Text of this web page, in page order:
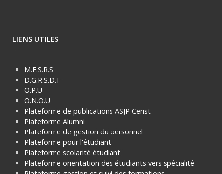
LIENS UTILES
M.E.S.R.S
D.G.R.S.D.T
O.P.U
O.N.O.U
Plateforme de publications ASJP Cerist
Plateforme Alumni
Plateforme de gestion du personnel
Plateforme pour l'étudiant
Plateforme scolarité étudiant
Plateforme orientation des étudiants vers spécialité